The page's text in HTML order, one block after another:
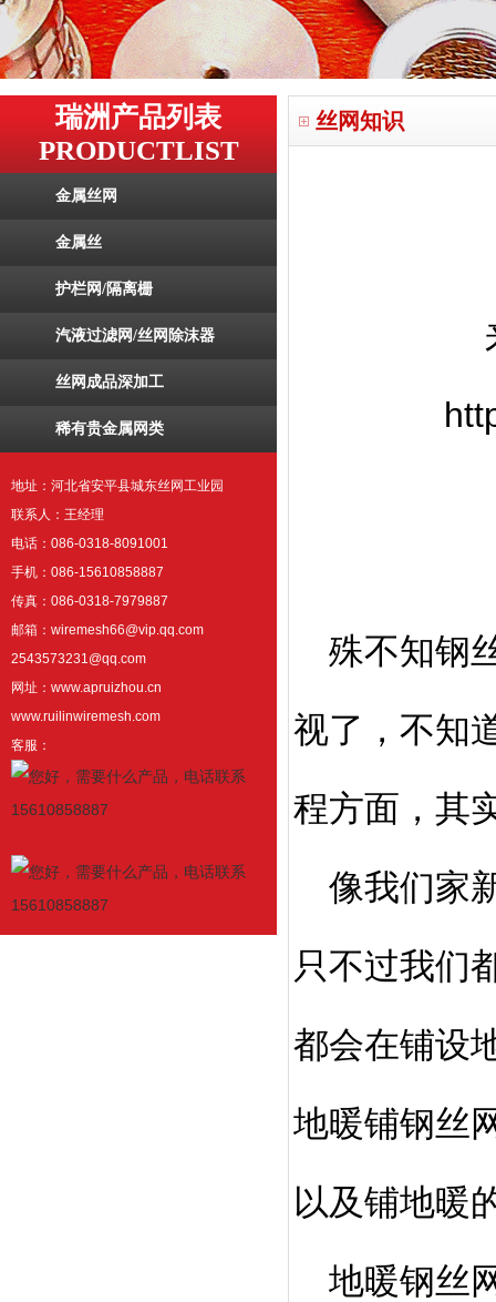
瑞洲产品列表
PRODUCTLIST
金属丝网
金属丝
护栏网/隔离栅
汽液过滤网/丝网除沫器
丝网成品深加工
稀有贵金属网类
地址：河北省安平县城东丝网工业园
联系人：王经理
电话：086-0318-8091001
手机：086-15610858887
传真：086-0318-7979887
邮箱：wiremesh66@vip.qq.com
2543573231@qq.com
网址：www.apruizhou.cn
www.ruilinwiremesh.com
客服：
丝网知识
殊不知钢
视了，不知
程方面，其
像我们家
只不过我们
都会在铺设
地暖铺钢丝
以及铺地暖
地暖钢丝